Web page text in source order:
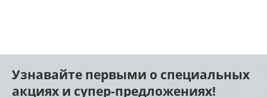
Узнавайте первыми о специальных
акциях и супер-предложениях!